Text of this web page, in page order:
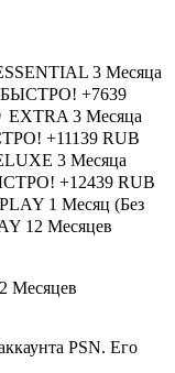
3 Месяца
БЫСТРО! +7639
EXTRA 3 Месяца
+11139 RUB
3 Месяца
+12439 RUB
1 Месяц (Без
12 Месяцев
Месяцев
PSN. Его